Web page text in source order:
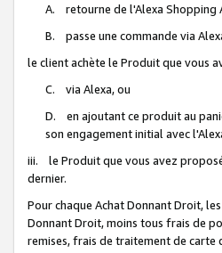
A. retourne de l'Alexa Shopping
B. passe une commande via
le client achète le Produit que vous
C. via Alexa, ou
D. en ajoutant ce produit au
son engagement initial avec
iii. le Produit que vous avez
dernier.
Pour chaque Achat Donnant Droit, les
Donnant Droit, moins tous frais de
remises, frais de traitement de